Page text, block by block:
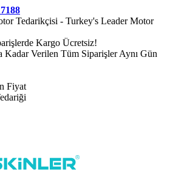
Tedarikçisi - Turkey's Leader Motor
Kargo Ücretsiz!
Kadar Verilen Tüm Siparişler Aynı Gün
Fiyat